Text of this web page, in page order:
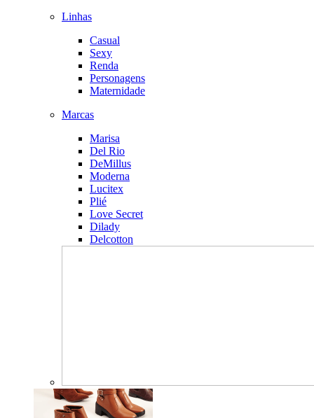
Linhas
Casual
Sexy
Renda
Personagens
Maternidade
Marcas
Marisa
Del Rio
DeMillus
Moderna
Lucitex
Plié
Love Secret
Dilady
Delcotton